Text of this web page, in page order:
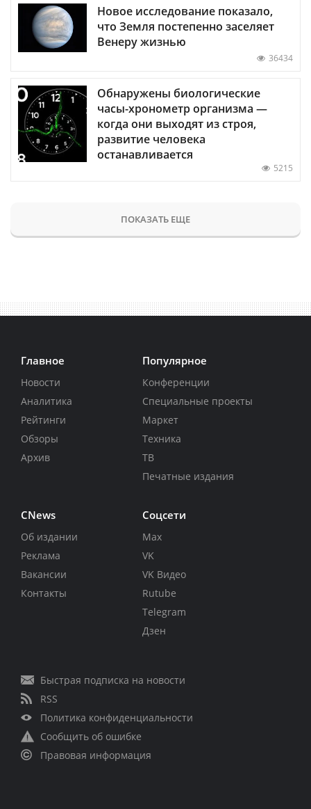
Новое исследование показало,
что Земля постепенно заселяет
Венеру жизнью
36434
Обнаружены биологические
часы-хронометр организма —
когда они выходят из строя,
развитие человека
останавливается
5215
ПОКАЗАТЬ ЕЩЕ
Главное
Новости
Аналитика
Рейтинги
Обзоры
Архив
Популярное
Конференции
Специальные проекты
Маркет
Техника
ТВ
Печатные издания
CNews
Об издании
Реклама
Вакансии
Контакты
Соцсети
Max
VK
VK Видео
Rutube
Telegram
Дзен
Быстрая подписка на новости
RSS
Политика конфиденциальности
Сообщить об ошибке
Правовая информация